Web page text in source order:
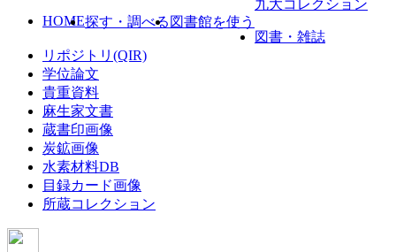
HOME探す・調べる 図書館を使う
九大コレクション
図書・雑誌
リポジトリ(QIR)
学位論文
貴重資料
麻生家文書
蔵書印画像
炭鉱画像
水素材料DB
目録カード画像
所蔵コレクション